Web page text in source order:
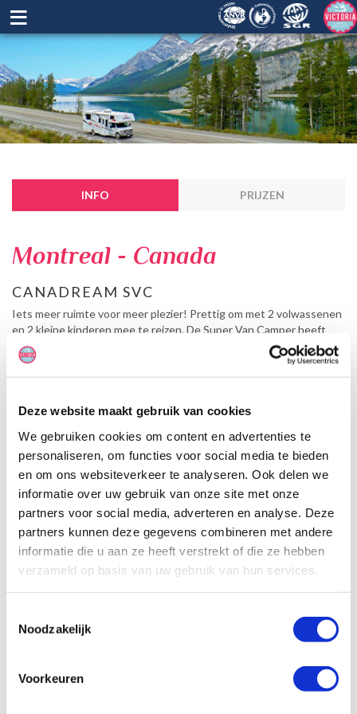
Deze website maakt gebruik van cookies
We gebruiken cookies om content en advertenties te
personaliseren, om functies voor social media te bieden
en om ons websiteverkeer te analyseren. Ook delen we
informatie over uw gebruik van onze site met onze
partners voor social media, adverteren en analyse. Deze
partners kunnen deze gegevens combineren met andere
informatie die u aan ze heeft verstrekt of die ze hebben
verzameld op basis van uw gebruik van hun services.
Noodzakelijk
Voorkeuren
≡
INFO PRIJZEN
Montreal - Canada
CANADREAM SVC
Iets meer ruimte voor meer plezier! Prettig om met 2 volwassenen
en 2 kleine kinderen mee te reizen. De Super Van Camper heeft
comfort en stijl en de keuken is ook goed ingericht om gedurende
de reis een lekkere maaltijd voor het gezin te koken.
Specificaties, tekeningen en plattegrond van de camper zijn